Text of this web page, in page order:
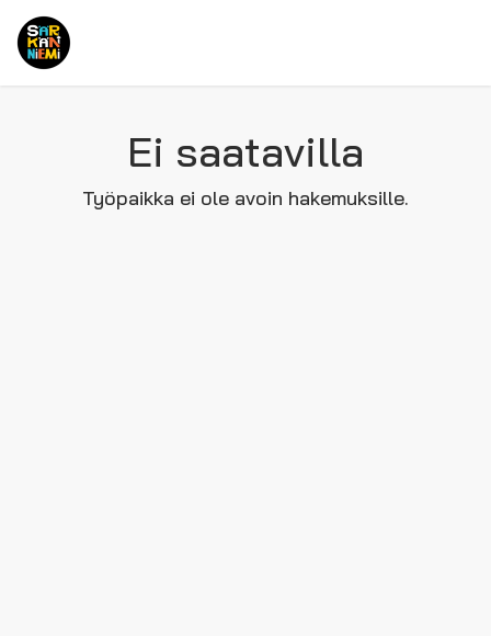
Ei saatavilla
Työpaikka ei ole avoin hakemuksille.